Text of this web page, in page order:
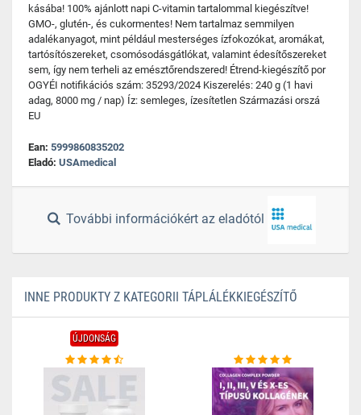
kásába! 100% ajánlott napi C-vitamin tartalommal kiegészítve!
GMO-, glutén-, és cukormentes! Nem tartalmaz semmilyen
adalékanyagot, mint például mesterséges ízfokozókat, aromákat,
tartósítószereket, csomósodásgátlókat, valamint édesítőszereket
sem, így nem terheli az emésztőrendszered! Étrend-kiegészítő por
OGYÉI notifikációs szám: 35293/2024 Kiszerelés: 240 g (1 havi
adag, 8000 mg / nap) Íz: semleges, ízesítetlen Származási orszá
EU
Ean: 5999860835202
Eladó: USAmedical
További információkért az eladótól
INNE PRODUKTY Z KATEGORII TÁPLÁLÉKKIEGÉSZÍTŐ
ÚJDONSÁG